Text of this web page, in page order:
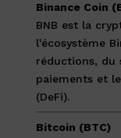
Binance Coin
BNB est la
l'écosystème
réductions, du
paiements et
(DeFi).
Bitcoin (BTC)